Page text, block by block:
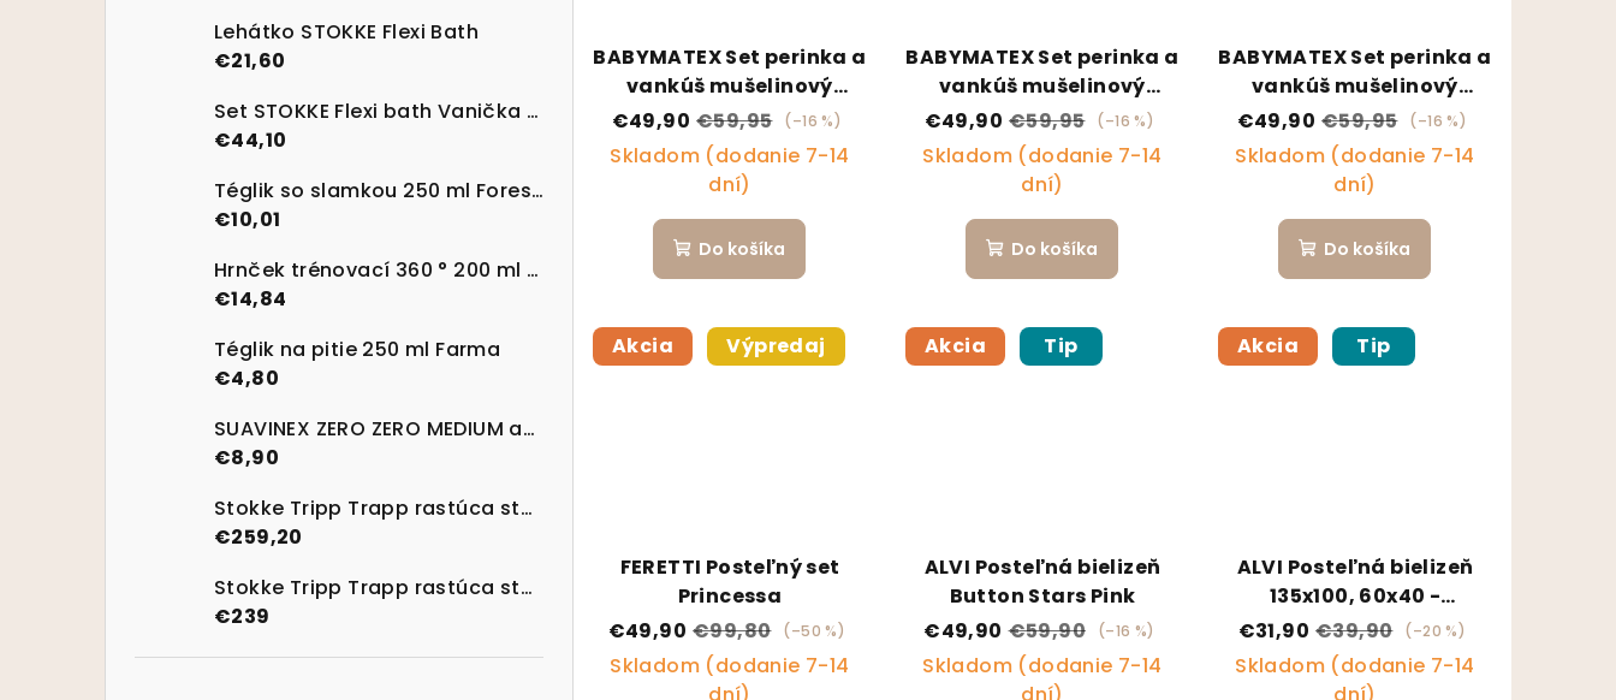
Lehátko STOKKE Flexi Bath
€21,60
Set STOKKE Flexi bath Vanička na kúpanie s termosenzitívnou nálepkou Transparent Green
€44,10
Téglik so slamkou 250 ml Forest Friends
€10,01
Hrnček trénovací 360 ° 200 ml 6m + Forest Friends
€14,84
Téglik na pitie 250 ml Farma
€4,80
SUAVINEX ZERO ZERO MEDIUM anti-kolikový cumlík M 2 ks
€8,90
Stokke Tripp Trapp rastúca stolička Lemon Yellow + Baby set
€259,20
Stokke Tripp Trapp rastúca stolička Natural
€239
BABYMATEX Set perinka a
vankúš mušelinový
135x100/40x60 - Hnedý
€49,90 €59,95 (–16 %)
Skladom (dodanie 7-14
dní)
Do košíka
BABYMATEX Set perinka a
vankúš mušelinový
135x100/40x60 - Krémový
€49,90 €59,95 (–16 %)
Skladom (dodanie 7-14
dní)
Do košíka
BABYMATEX Set perinka a
vankúš mušelinový
135x100/40x60 - Ružový
€49,90 €59,95 (–16 %)
Skladom (dodanie 7-14
dní)
Do košíka
Akcia Výpredaj
FERETTI Posteľný set
Princessa
€49,90 €99,80 (–50 %)
Skladom (dodanie 7-14
dní)
Akcia Tip
ALVI Posteľná bielizeň
Button Stars Pink
€49,90 €59,90 (–16 %)
Skladom (dodanie 7-14
dní)
Akcia Tip
ALVI Posteľná bielizeň
135x100, 60x40 -
návliečky
€31,90 €39,90 (–20 %)
Skladom (dodanie 7-14
dní)